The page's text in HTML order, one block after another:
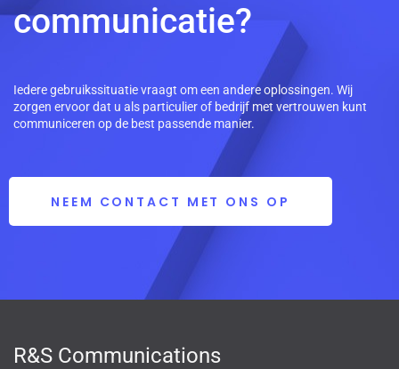
communicatie?
Iedere gebruikssituatie vraagt om een andere oplossingen. Wij
zorgen ervoor dat u als particulier of bedrijf met vertrouwen kunt
communiceren op de best passende manier.
NEEM CONTACT MET ONS OP
R&S Communications